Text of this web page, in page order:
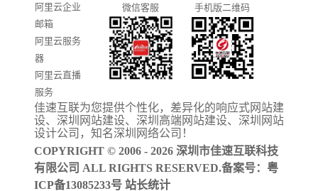
门户信息平
台开发
阿里云企业
邮箱
阿里云服务
器
阿里云直播
服务
阿里云ICP备
案
微信客服 手机版二维码
佳速互联为您提供个性化，差异化的响应式网站建
设、 深圳网站建设、 深圳高端网站建设、 深圳网站
设计公司 ，知名深圳网络公司 ！
COPYRIGHT © 2006 - 2026 深圳市佳速互联科技
有限公司 ALL RIGHTS RESERVED.备案号： 粤
ICP备13085233号 站长统计